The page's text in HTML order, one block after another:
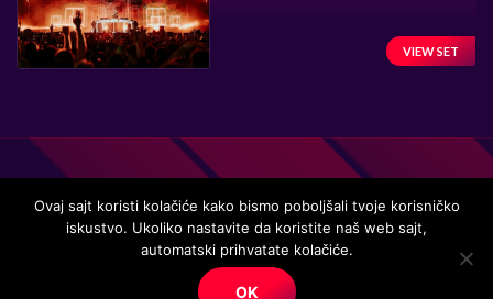
VIEW SET
Handmade in Serbia 15 years ago, while listening to the great
Ovaj sajt koristi kolačiće kako bismo poboljšali tvoje korisničko
iskustvo. Ukoliko nastavite da koristite naš web sajt,
automatski prihvatate kolačiće.
OK